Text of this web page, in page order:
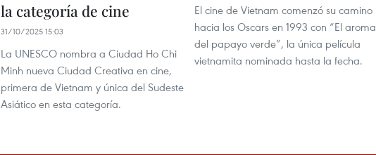
la categoría de cine
31/10/2025 15:03
La UNESCO nombra a Ciudad Ho Chi
Minh nueva Ciudad Creativa en cine,
primera de Vietnam y única del Sudeste
Asiático en esta categoría.
El cine de Vietnam comenzó su camino
hacia los Oscars en 1993 con “El aroma
del papayo verde”, la única película
vietnamita nominada hasta la fecha.